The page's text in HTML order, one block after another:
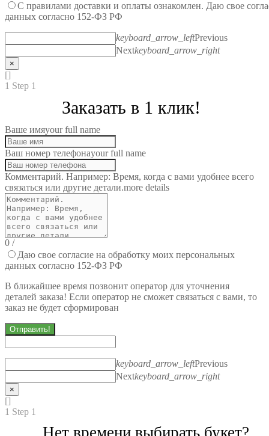
С правилами доставки и оплаты ознакомлен. Даю свое
данных согласно 152-ФЗ РФ
keyboard_arrow_leftPrevious
Nextkeyboard_arrow_right
×
[]
1 Step 1
Заказать в 1 клик!
Ваше имяyour full name
Ваш номер телефонаyour full name
Комментарий. Например: Время, когда с вами удобнее всего
связаться или другие детали.more details
0 /
Даю свое согласие на обработку моих персональных
данных согласно 152-ФЗ РФ
В ближайшее время позвонит оператор для уточнения
деталей заказа! Если оператор не сможет связаться с вами, то
заказ не будет сформирован
Отправить!
keyboard_arrow_leftPrevious
Nextkeyboard_arrow_right
×
[]
1 Step 1
Нет времени выбирать букет?